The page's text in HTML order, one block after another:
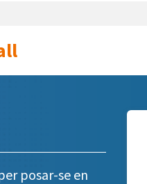
posar-se en